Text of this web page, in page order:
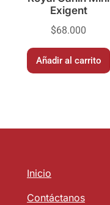
Exigent
$68.000
Añadir al carrito
Inicio
Contáctanos